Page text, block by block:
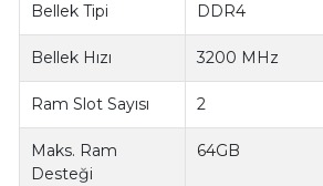
Bellek Tipi DDR4
Bellek Hızı 3200 MHz
Ram Slot Sayısı 2
Maks. Ram
Desteği
64GB